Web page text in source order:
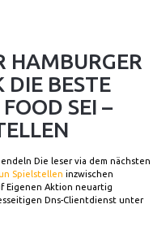
HAMBURGER
DIE BESTE
SEI –
Die leser via dem nächsten
Spielstellen inzwischen
Eigenen Aktion neuartig
Dns-Clientdienst unter